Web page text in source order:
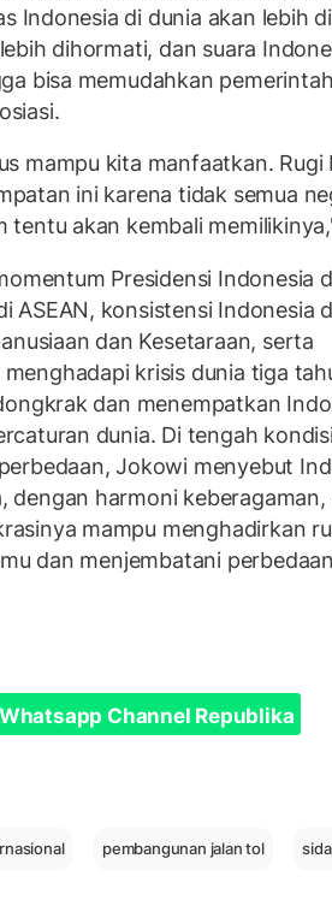
Indonesia di dunia akan lebih
dihormati, dan suara
bisa memudahkan
mampu kita manfaatkan. Rugi
ini karena tidak semua
tentu akan kembali
Presidensi Indonesia
ASEAN, konsistensi Indonesia
dan Kesetaraan, serta
krisis dunia tiga
dan menempatkan
dunia. Di tengah
Jokowi menyebut
dengan harmoni keberagaman,
mampu menghadirkan
dan menjembatani
Channel Republika
pembangunan jalan tol